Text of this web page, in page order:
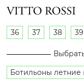
36 37 38 39
Ботильоны летние